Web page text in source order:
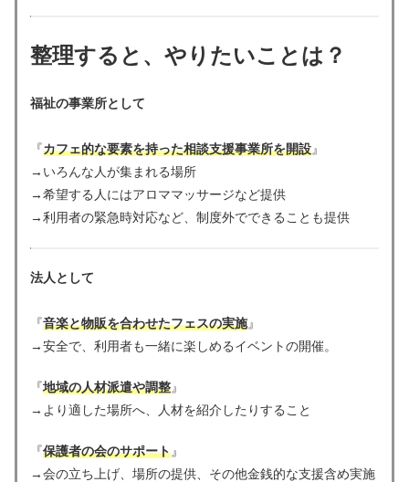
整理すると、やりたいことは？
福祉の事業所として
『カフェ的な要素を持った相談支援事業所を開設』
→いろんな人が集まれる場所
→希望する人にはアロママッサージなど提供
→利用者の緊急時対応など、制度外でできることも提供
法人として
『音楽と物販を合わせたフェスの実施』
→安全で、利用者も一緒に楽しめるイベントの開催。
『地域の人材派遣や調整』
→より適した場所へ、人材を紹介したりすること
『保護者の会のサポート』
→会の立ち上げ、場所の提供、その他金銭的な支援含め実施